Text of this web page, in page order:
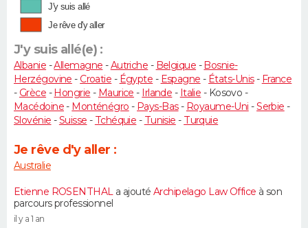
J'y suis allé
Je rêve d'y aller
J'y suis allé(e) :
Albanie -Allemagne -Autriche - Belgique -Bosnie-
Herzégovine - Croatie - Égypte - Espagne - États-Unis- France
- Grèce -Hongrie - Maurice - Irlande - Italie - Kosovo -
Macédoine- Monténégro - Pays-Bas- Royaume-Uni -Serbie -
Slovénie -Suisse - Tchéquie - Tunisie - Turquie
Je rêve d'y aller :
Australie
Etienne ROSENTHALa ajouté Archipelago Law Office à son
parcours professionnel
il y a 1 an